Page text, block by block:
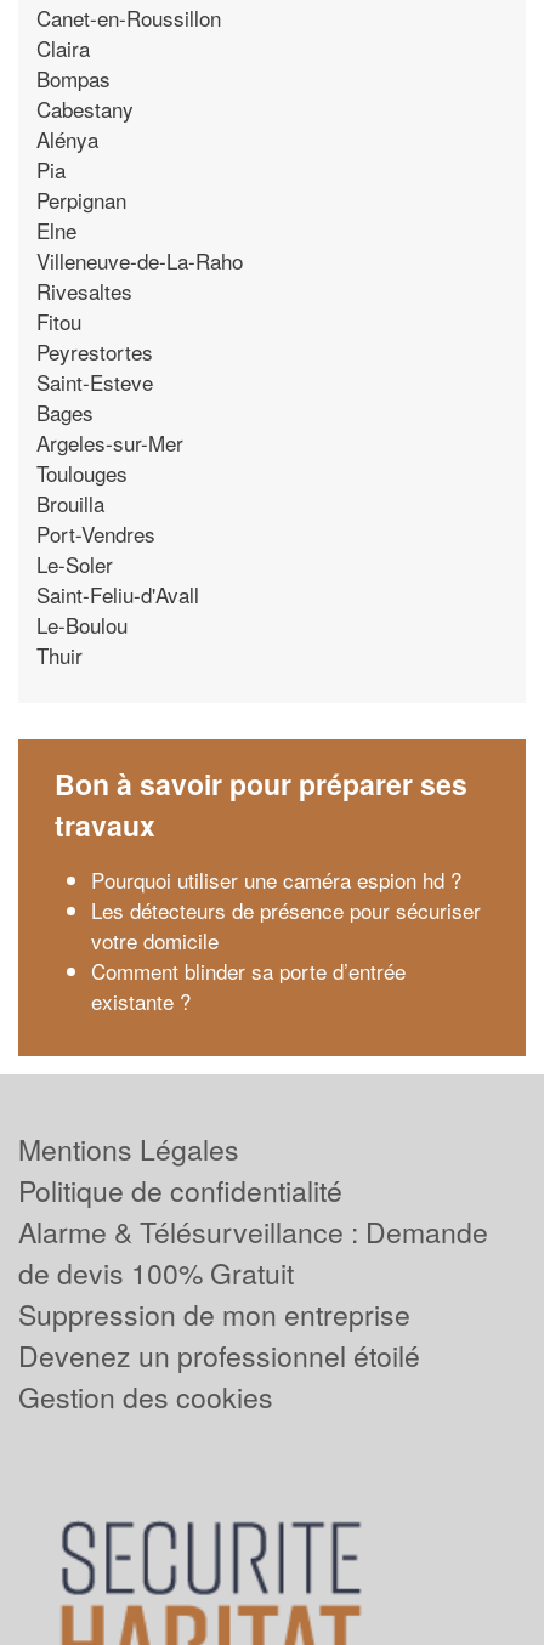
Canet-en-Roussillon
Claira
Bompas
Cabestany
Alénya
Pia
Perpignan
Elne
Villeneuve-de-La-Raho
Rivesaltes
Fitou
Peyrestortes
Saint-Esteve
Bages
Argeles-sur-Mer
Toulouges
Brouilla
Port-Vendres
Le-Soler
Saint-Feliu-d'Avall
Le-Boulou
Thuir
Bon à savoir pour préparer ses
travaux
Pourquoi utiliser une caméra espion hd ?
Les détecteurs de présence pour sécuriser
votre domicile
Comment blinder sa porte d’entrée
existante ?
Mentions Légales
Politique de confidentialité
Alarme & Télésurveillance : Demande
de devis 100% Gratuit
Suppression de mon entreprise
Devenez un professionnel étoilé
Gestion des cookies